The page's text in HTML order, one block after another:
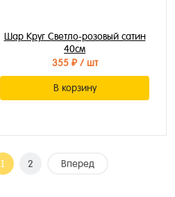
Шар Круг Светло-розовый сатин
40см
355 ₽/ шт
В корзину
1 2 Вперед